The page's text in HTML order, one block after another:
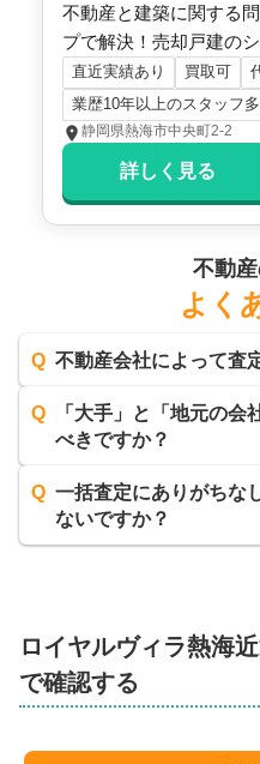
不動産と建築に関する
プで解決！売却戸建の
直近実績あり 買取可
業歴10年以上のスタッフ
静岡県熱海市中央町2-2
詳しく見る
不動
よく
Q 不動産会社によって査
Q
「大手」と「地元の会
べきですか？
Q 一括査定にありがちな
ないですか？
ロイヤルヴィラ熱海
で確認する